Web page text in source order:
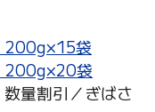
200g×15袋
200g×20袋
数量割引／ぎばさ